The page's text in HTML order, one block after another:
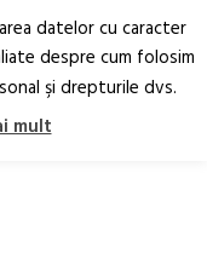
RO EN
datelor cu caracter
despre cum folosim
şi drepturile dvs.
mult